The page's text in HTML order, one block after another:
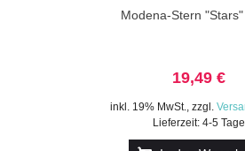
Modena-Stern
19,49 €
inkl. 19% MwSt., zzgl.
Lieferzeit: 4-5 Tage